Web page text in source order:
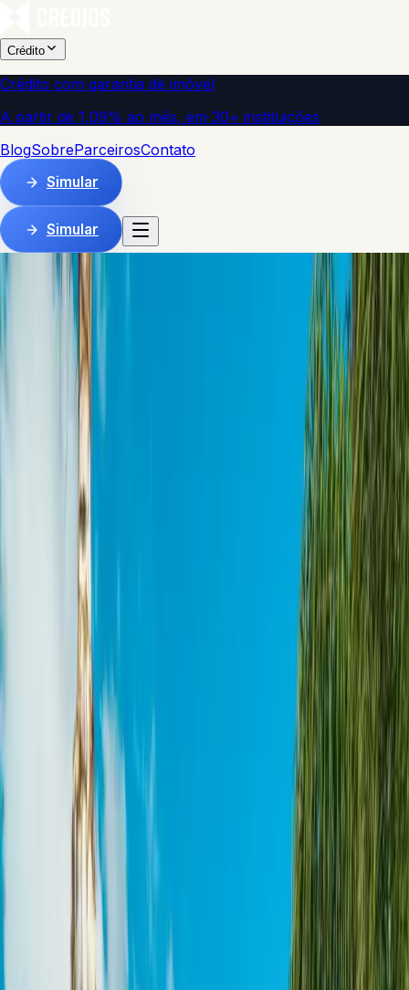
Crédito
Crédito com garantia de imóvel
A partir de 1,09% ao mês, em 30+ instituições
BlogSobreParceirosContato
Simular
Simular
500+ operações
Transforme seu imóvel
em
capital estratégico.
Crédito com garantia de imóvel para negócios,
investimentos e projetos pessoais. A partir de 1,09%
ao mês + IPCA, a gente negocia a sua proposta com
os nossos parceiros e volta com a melhor condição
que o mercado tiver.
Regulado pelo Banco Central continua seu
A simulação não afeta o seu score de crédito
Simulação · sem compromisso · 2 min
Veja quanto o seu imóvel libera
Valor do imóvel
R$
Quanto você precisa?
de R$ 75 mil a 60% do imóvel
Resposta em 2h
Dados
ACESSO A 30+ BANCOS, FINTECHS E FUNDOS DE